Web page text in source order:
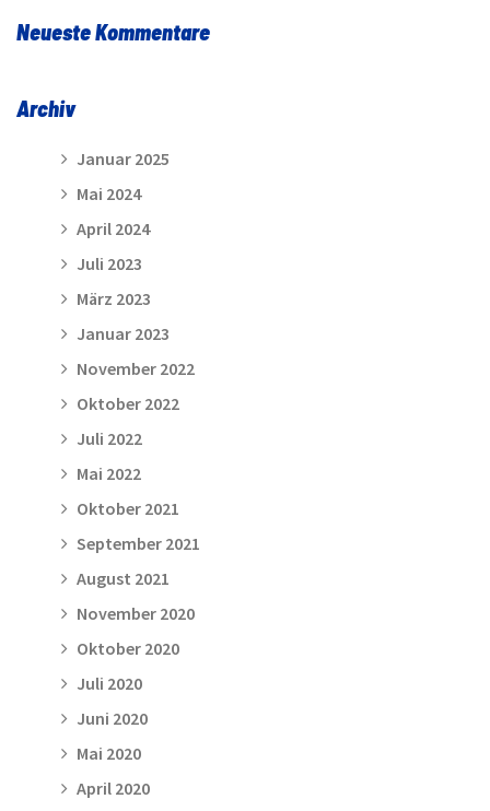
Neueste Kommentare
Archiv
Januar 2025
Mai 2024
April 2024
Juli 2023
März 2023
Januar 2023
November 2022
Oktober 2022
Juli 2022
Mai 2022
Oktober 2021
September 2021
August 2021
November 2020
Oktober 2020
Juli 2020
Juni 2020
Mai 2020
April 2020